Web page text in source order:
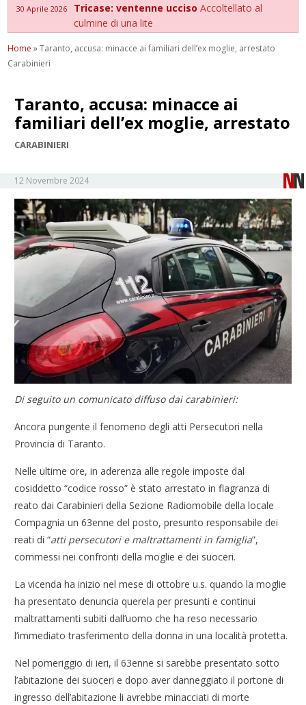
30 Aprile 2026 Tricase: ventenne uccisoAccoltellato al
culmine di una lite
Home »Taranto, accusa: minacce ai familiari dell’ex moglie, arrestato
Carabinieri
Taranto, accusa: minacce ai
familiari dell’ex moglie, arrestato
CARABINIERI
12 Novembre 2024
Di seguito un comunicato diffuso dai carabinieri:
Ancora pungente il fenomeno degli atti Persecutori nella
Provincia di Taranto.
Nelle ultime ore, in aderenza alle regole imposte dal
cosiddetto “codice rosso” è stato arrestato in flagranza di
reato dai Carabinieri della Sezione Radiomobile della locale
Compagnia un 63enne del posto, presunto responsabile dei
reati di “atti persecutori e maltrattamenti in famiglia”,
commessi nei confronti della moglie e dei suoceri.
La vicenda ha inizio nel mese di ottobre u.s. quando la moglie
ha presentato denuncia querela per presunti e continui
maltrattamenti subiti dall’uomo che ha reso necessario
l’immediato trasferimento della donna in una località protetta.
Nel pomeriggio di ieri, il 63enne si sarebbe presentato sotto
l’abitazione dei suoceri e dopo aver danneggiato il portone di
ingresso dell’abitazione li avrebbe minacciati di morte